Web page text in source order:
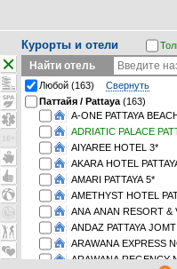
Курорты и отели
Найти отель
Любой (163)
Свернуть
Паттайя / Pattaya (163)
A-ONE PATTAYA
ADRIATIC PALACE
AIYAREE HOTEL 3*
AKARA HOTEL
AMARI PATTAYA 5*
AMETHYST HOTEL
ANA ANAN RESORT &
ANDAZ PATTAYA
ARAWANA EXPRESS